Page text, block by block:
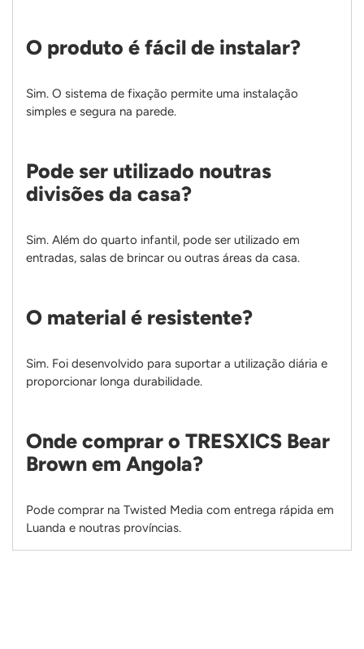
O produto é fácil de instalar?
Sim. O sistema de fixação permite uma instalação
simples e segura na parede.
Pode ser utilizado noutras
divisões da casa?
Sim. Além do quarto infantil, pode ser utilizado em
entradas, salas de brincar ou outras áreas da casa.
O material é resistente?
Sim. Foi desenvolvido para suportar a utilização diária e
proporcionar longa durabilidade.
Onde comprar o TRESXICS Bear
Brown em Angola?
Pode comprar na Twisted Media com entrega rápida em
Luanda e noutras províncias.